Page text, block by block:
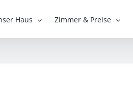
Haus Zimmer & Preise